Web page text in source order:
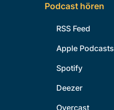
Podcast hören
RSS Feed
Apple Podcasts
Spotify
Deezer
Overcast